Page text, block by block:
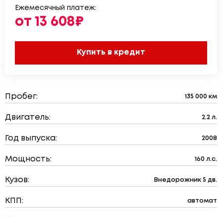
Ежемесячный платеж:
от 13 608₽
Купить в кредит
Пробег: 135 000 км
Двигатель: 2.2 л.
Год выпуска: 2008
Мощность: 160 л.с.
Кузов: Внедорожник 5 дв.
КПП: автомат